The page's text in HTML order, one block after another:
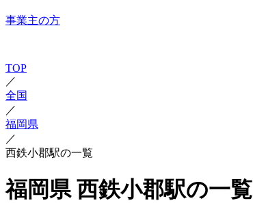
事業主の方
TOP
／
全国
／
福岡県
／
西鉄小郡駅の一覧
福岡県 西鉄小郡駅の一覧